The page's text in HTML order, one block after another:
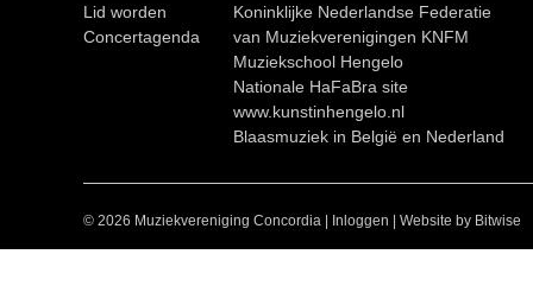
Lid worden
Concertagenda
Koninklijke Nederlandse Federatie
van Muziekverenigingen KNFM
Muziekschool Hengelo
Nationale HaFaBra site
www.kunstinhengelo.nl
Blaasmuziek in België en Nederland
© 2026 Muziekvereniging Concordia Inloggen Website by Bitwise